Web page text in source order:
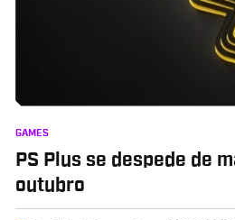
GAMES
PS Plus se despede de
outubro